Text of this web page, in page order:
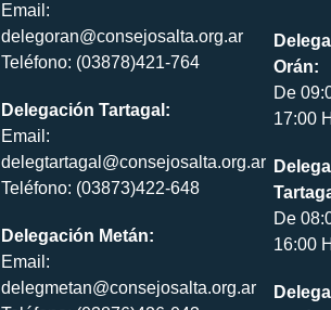
Email:
delegoran@consejosalta.org.ar
Teléfono: (03878)421-764
Delegación Tartagal:
Email:
delegtartagal@consejosalta.org.ar
Teléfono: (03873)422-648
Delegación Metán:
Email:
delegmetan@consejosalta.org.ar
Orán:
De
17:00
De
16:00